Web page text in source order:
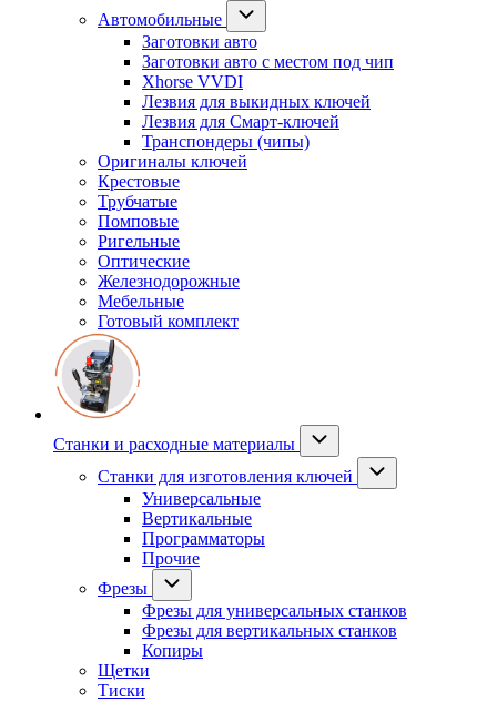
Автомобильные
Заготовки авто
Заготовки авто с местом под чип
Xhorse VVDI
Лезвия для выкидных ключей
Лезвия для Смарт-ключей
Транспондеры (чипы)
Оригиналы ключей
Крестовые
Трубчатые
Помповые
Ригельные
Оптические
Железнодорожные
Мебельные
Готовый комплект
Станки и расходные материалы
Станки для изготовления ключей
Универсальные
Вертикальные
Программаторы
Прочие
Фрезы
Фрезы для универсальных станков
Фрезы для вертикальных станков
Копиры
Щетки
Тиски